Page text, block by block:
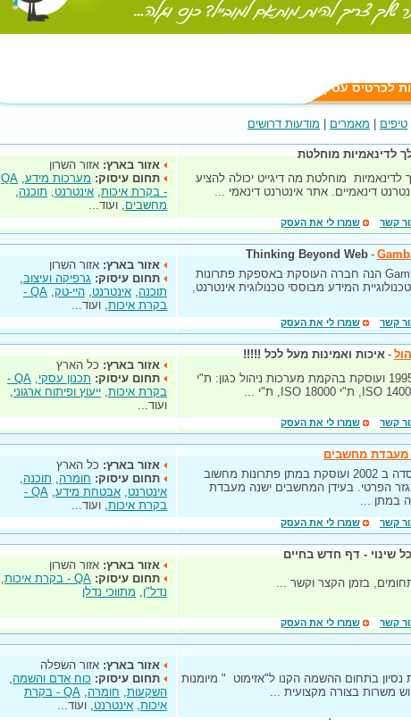
לכרטיס עסק
טיפים מאמרים מודעות דרושים
לדינאמיות מוחלטת
לדינאמיות מוחלטת מה דיגייט יכולה להציע
דינאמיים. אתר אינטרנט דינאמי ...
קשר שמרו לי את העסק
אזור בארץ: אזור השרון
תחום עיסוק: מערכות מידע,
QA
- בקרת איכות, אינטרנט, תוכנה,
מחשבים, ועוד...
-
Thinking Beyond Web
GambaSoft Solutions הנה חברה העוסקת באספקת פתרונות
המידע מבוססי טכנולוגית אינטרנט,
קשר שמרו לי את העסק
אזור בארץ: אזור השרון
תחום עיסוק: גרפיקה ועיצוב,
תוכנה, אינטרנט, היי-טק,
QA -
בקרת איכות, ועוד...
- איכות ואמינות מעל לכל !!!!!
שיאא הוקמה ב - 1995 ועוסקת בהקמת מערכות ניהול כגון: ת"י
קשר שמרו לי את העסק
אזור בארץ: כל הארץ
תחום עיסוק: תכנון עסקי,
QA -
בקרת איכות, ייעוץ ופיתוח ארגוני,
ועוד...
מעבדת מחשבים
עידן המחשבים נוסדה ב 2002 ועוסקת במתן פתרונות מחשוב
הפרטי. בעידן המחשבים ישנה מעבדת
במתן ...
קשר שמרו לי את העסק
אזור בארץ: כל הארץ
תחום עיסוק: חומרה, תוכנה,
אינטרנט, אבטחת מידע,
QA -
בקרת איכות, ועוד...
כל שינוי - דף חדש בחיים
בזמן הקצר וקשר ...
קשר שמרו לי את העסק
אזור בארץ: אזור השרון
תחום עיסוק: QA - בקרת איכות
,
נדל"ן, מתווכי נדלן
בתחום ההשמה הקנו ל"אזימוט " מיומנות
משרות בצורה מקצועית ...
אזור בארץ: אזור השפלה
תחום עיסוק: כוח אדם והשמה,
השקעות, חומרה,
QA - בקרת
איכות, אינטרנט, ועוד...